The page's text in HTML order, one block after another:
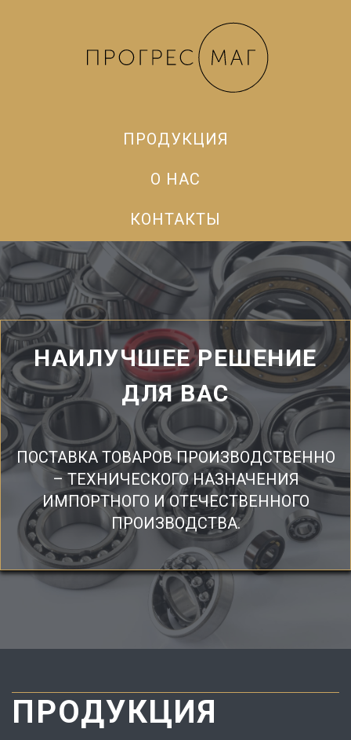
ПРОДУКЦИЯ
О НАС
КОНТАКТЫ
НАИЛУЧШЕЕ РЕШЕНИЕ
ДЛЯ ВАС
ПОСТАВКА ТОВАРОВ ПРОИЗВОДСТВЕННО
– ТЕХНИЧЕСКОГО НАЗНАЧЕНИЯ
ИМПОРТНОГО И ОТЕЧЕСТВЕННОГО
ПРОИЗВОДСТВА.
ПРОДУКЦИЯ